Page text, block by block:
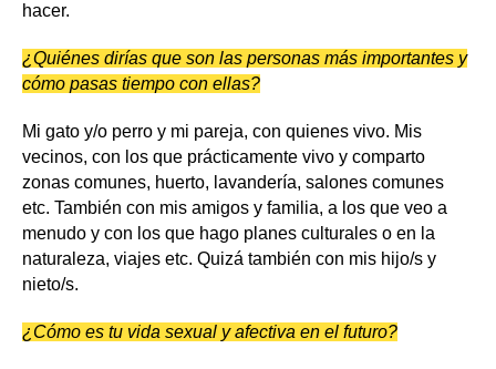
hacer.
¿Quiénes dirías que son las personas más importantes y
cómo pasas tiempo con ellas?
Mi gato y/o perro y mi pareja, con quienes vivo. Mis
vecinos, con los que prácticamente vivo y comparto
zonas comunes, huerto, lavandería, salones comunes
etc. También con mis amigos y familia, a los que veo a
menudo y con los que hago planes culturales o en la
naturaleza, viajes etc. Quizá también con mis hijo/s y
nieto/s.
¿Cómo es tu vida sexual y afectiva en el futuro?